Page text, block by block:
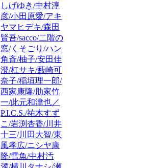
しげゆき/中村淳
彦/小田原愛/アキ
ヤマヒデキ/森田
賢吾/sacco/二階の
窓/くそごり/ハン
角斉/柚子/安田佳
澄/杠サキ/藪崎可
奈子/稲垣理一郎/
西家康隆/肋家竹
一/此元和津也／
P.I.C.S./祐木すず
こ/岩渕杏香/川井
十三/川田大智/東
風孝広/ニシヤ康
隆/雪魚/中村汚